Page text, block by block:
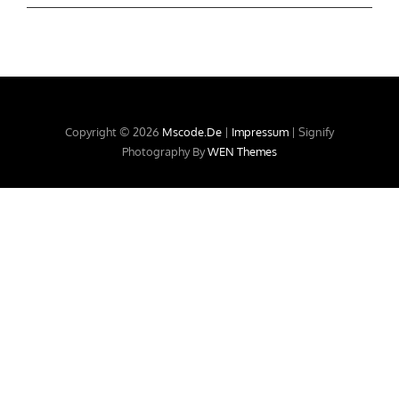
Copyright © 2026 Mscode.de | Impressum | Signify
Photography ByWEN Themes